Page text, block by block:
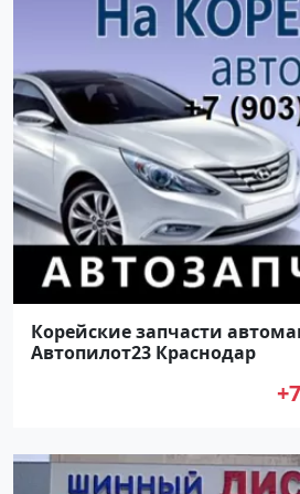
Корейские запчасти
Автопилот23 Краснодар